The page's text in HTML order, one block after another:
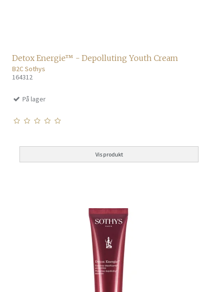
Detox Energie™ - Depolluting Youth Cream
B2C Sothys
164312
På lager
Vis produkt